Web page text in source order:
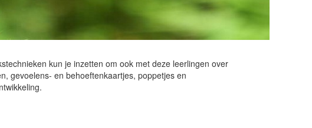
kun je inzetten om ook met deze leerlingen over
gevoelens- en behoeftenkaartjes, poppetjes en